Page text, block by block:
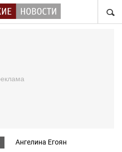
Ангелина Егоян